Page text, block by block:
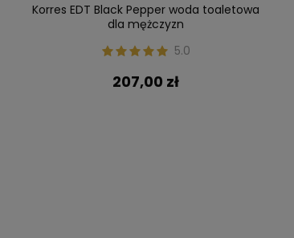
Korres EDT Black Pepper woda toaletowa
dla mężczyzn
5.0
207,00 zł